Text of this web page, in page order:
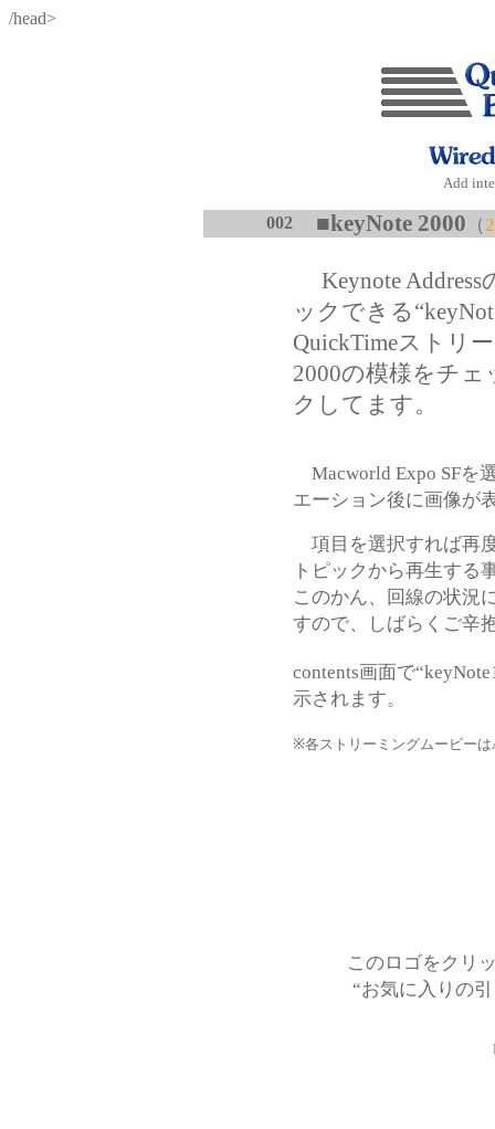
/head>
Add
002 ■keyNote 2000 （
Keynote
ックできる
QuickTimeストリ
2000の模様をチェ
クしてます。
Macworld Expo SFを
エーション後に画像が
項目を選択すれば再
トピックから再生する
このかん、回線の状況
すので、しばらくご辛
contents画面で
示されます。
※各ストリーミングムービー
このロゴをクリ
“お気に入りの